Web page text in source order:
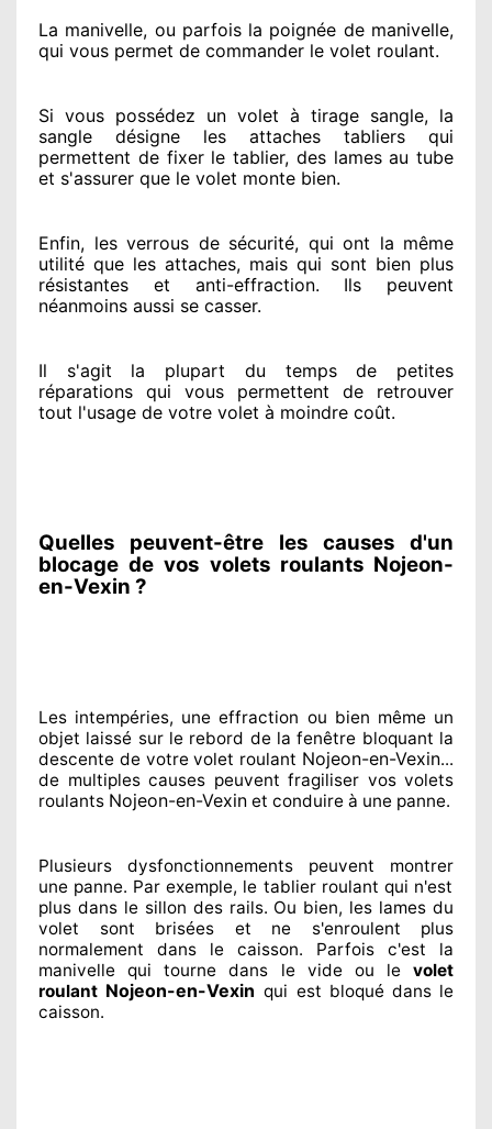
La manivelle, ou parfois la poignée de manivelle,
qui vous permet de commander le volet roulant.
Si vous possédez un volet à tirage sangle, la
sangle désigne les attaches tabliers qui
permettent de fixer le tablier, des lames au tube
et s'assurer que le volet monte bien.
Enfin, les verrous de sécurité, qui ont la même
utilité que les attaches, mais qui sont bien plus
résistantes et anti-effraction. Ils peuvent
néanmoins aussi se casser.
Il s'agit la plupart du tempsde petites
réparations qui vous permettent de retrouver
tout l'usage de votre volet à moindre coût.
Quelles peuvent-être les causes d'un
blocage de vos volets roulants Nojeon-
en-Vexin ?
Les intempéries, une effraction ou bien même un
objet laissé sur le rebord de la fenêtre bloquant la
descente de votre volet roulant Nojeon-en-Vexin...
de multiplescauses peuvent fragiliser vos volets
roulants Nojeon-en-Vexin et conduire à une panne.
Plusieurs dysfonctionnements peuvent montrer
une panne. Par exemple, le tablier roulant qui n'est
plus dans le sillon des rails. Ou bien, les lames du
volet sont brisées et ne s'enroulent plus
normalement dans le caisson. Parfois c'est la
manivelle qui tourne dans le vide ou le volet
roulant Nojeon-en-Vexin qui est bloquédans le
caisson.